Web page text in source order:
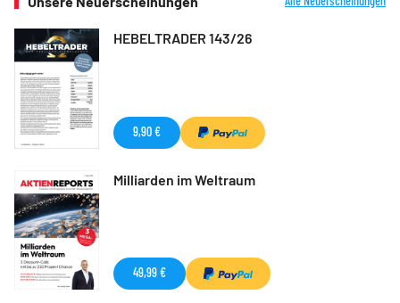
HEBELTRADER 143/26
9,90 €
Milliarden im Weltraum
49,99 €